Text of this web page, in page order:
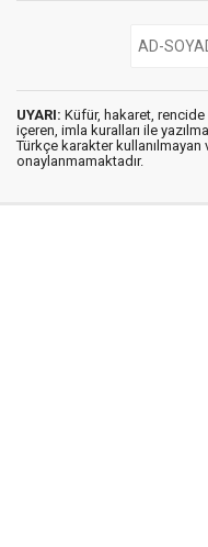
UYARI: Küfür, hakaret, rencide
içeren, imla kuralları ile
Türkçe karakter kullanılmayan
onaylanmamaktadır.